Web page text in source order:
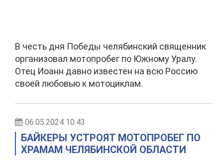
В честь дня Победы челябинский священник
организовал мотопробег по Южному Уралу.
Отец Иоанн давно известен на всю Россию
своей любовью к мотоциклам.
06.05.2024 10:43
БАЙКЕРЫ УСТРОЯТ МОТОПРОБЕГ ПО
ХРАМАМ ЧЕЛЯБИНСКОЙ ОБЛАСТИ